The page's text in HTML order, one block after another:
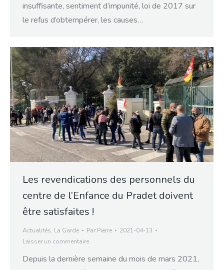
insuffisante, sentiment d’impunité, loi de 2017 sur
le refus d’obtempérer, les causes…
Les revendications des personnels du
centre de l’Enfance du Pradet doivent
être satisfaites !
Actualités, La Garde Par Pierre
2021-04-13
Laisser un commentaire
Depuis la dernière semaine du mois de mars 2021,